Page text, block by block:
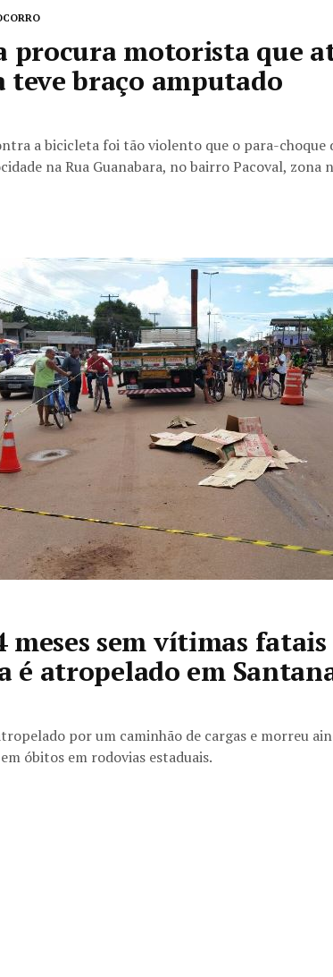
procura motorista que
braço amputado
a bicicleta foi tão violento que o para-choque
na Rua Guanabara, no bairro Pacoval, zona
meses sem vítimas
é atropelado em
por um caminhão de cargas e morreu
óbitos em rodovias estaduais.